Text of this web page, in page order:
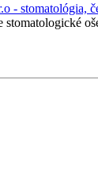
- stomatológia,